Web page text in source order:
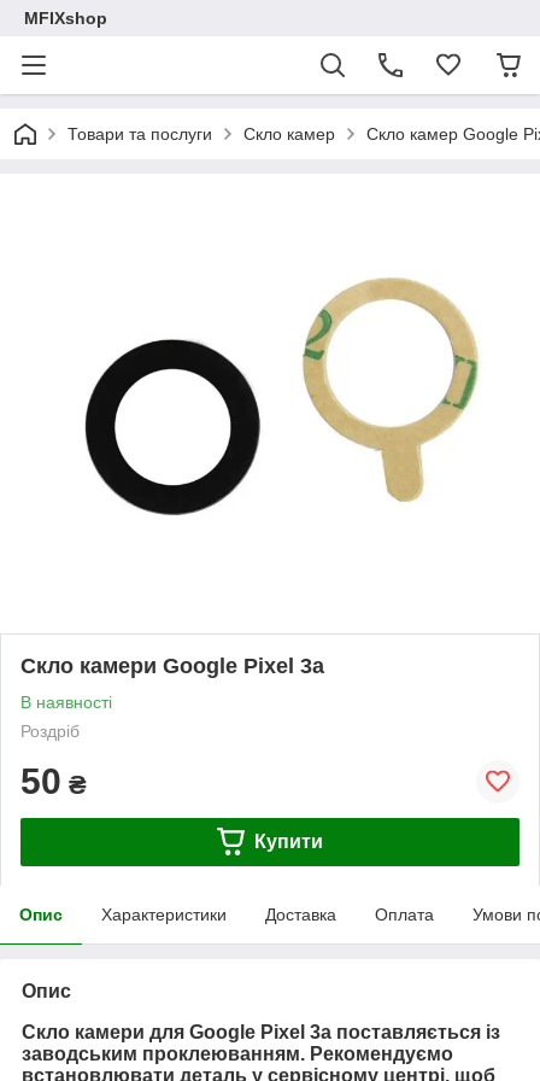
MFIXshop
Товари та послуги Скло камер Скло камер Google
Скло камери Google Pixel 3a
В наявності
Роздріб
50 ₴
Купити
Опис Характеристики Доставка Оплата Умови
Опис
Скло камери для Google Pixel 3a поставляється із
заводським проклеюванням. Рекомендуємо
встановлювати деталь у сервісному центрі, щоб